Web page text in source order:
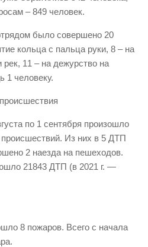
объектов
– 849 человек.
было совершено 20
кольца с пальца руки, 8 – на
рек, 11 – на дежурство на
1 человеку.
по 1 сентября произошло
Из них в 5 ДТП
2 наезда на пешеходов.
21843 ДТП (в 2021 г. —
8 пожаров. Всего с начала